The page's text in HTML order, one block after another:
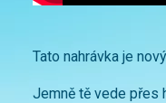
Tato nahrávka je
Jemně tě vede přes